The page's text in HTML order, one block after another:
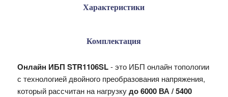
Характеристики
Комплектация
Онлайн ИБП STR1106SL- это ИБП онлайн топологии
с технологией двойного преобразования напряжения,
который рассчитан на нагрузкудо 6000 ВА / 5400